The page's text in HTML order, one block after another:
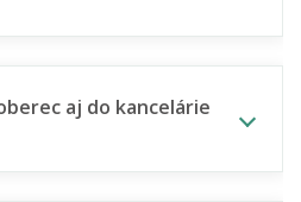
aj do kancelárie